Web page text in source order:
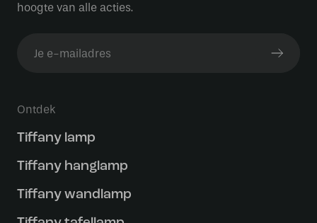
hoogte van alle acties.
Ontdek
Tiffany lamp
Tiffany hanglamp
Tiffany wandlamp